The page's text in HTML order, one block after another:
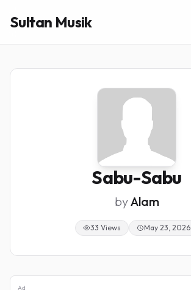
Sultan Musik
Sabu-Sabu
byAlam
33 Views May 23, 2026
Ad